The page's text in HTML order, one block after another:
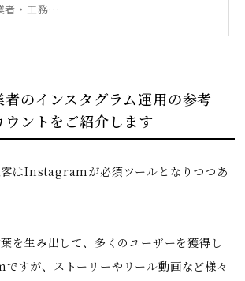
者・工務…
のインスタグラム運用の参考
ウントをご紹介します
はInstagramが必須ツールとなりつつあ
葉を生み出して、多くのユーザーを獲得し
すが、ストーリーやリール動画など様々